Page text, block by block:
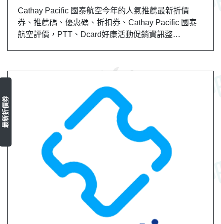
Cathay Pacific 國泰航空今年的人氣推薦最新折價
券、推薦碼、優惠碼、折扣券、Cathay Pacific 國泰
航空評價，PTT、Dcard好康活動促銷資訊整…
最新折價券